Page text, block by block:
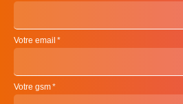
Votre email
Votre gsm